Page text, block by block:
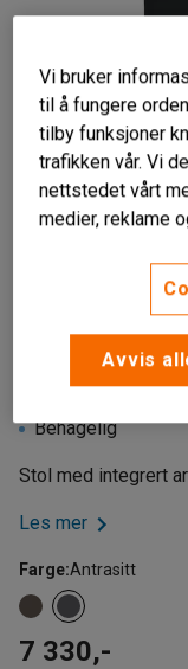
Behagelig
Stol med integrert
Les mer
Farge:Antrasitt
7 330,-
Vi bruker
til å fungere
tilby funksjoner
trafikken vår. Vi
nettstedet vårt
medier, reklame
Avvis